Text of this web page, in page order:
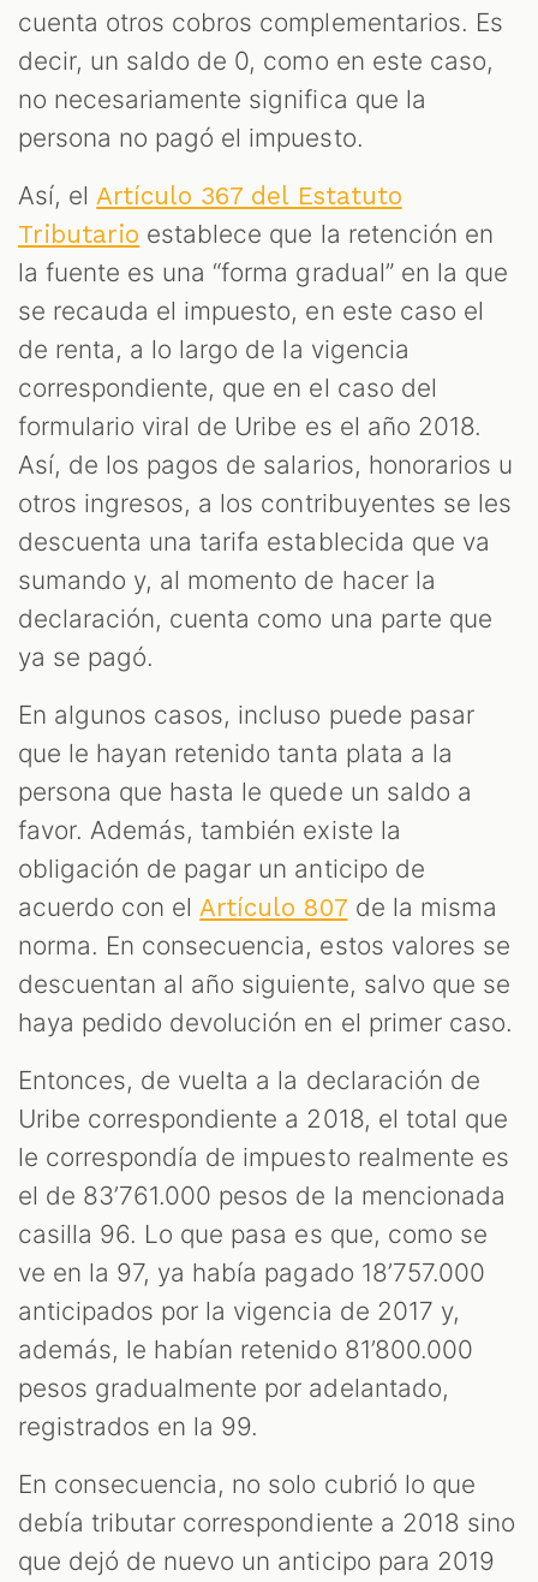
cuenta otros cobros complementarios. Es
decir, un saldo de 0, como en este caso,
no necesariamente significa que la
persona no pagó el impuesto.
Así, el Artículo 367 del Estatuto
Tributario establece que la retención en
la fuente es una “forma gradual” en la que
se recauda el impuesto, en este caso el
de renta, a lo largo de la vigencia
correspondiente, que en el caso del
formulario viral de Uribe es el año 2018.
Así, de los pagos de salarios, honorarios u
otros ingresos, a los contribuyentes se les
descuenta una tarifa establecida que va
sumando y, al momento de hacer la
declaración, cuenta como una parte que
ya se pagó.
En algunos casos, incluso puede pasar
que le hayan retenido tanta plata a la
persona que hasta le quede un saldo a
favor. Además, también existe la
obligación de pagar un anticipo de
acuerdo con el Artículo 807 de la misma
norma. En consecuencia, estos valores se
descuentan al año siguiente, salvo que se
haya pedido devolución en el primer caso.
Entonces, de vuelta a la declaración de
Uribe correspondiente a 2018, el total que
le correspondía de impuesto realmente es
el de 83’761.000 pesos de la mencionada
casilla 96. Lo que pasa es que, como se
ve en la 97, ya había pagado 18’757.000
anticipados por la vigencia de 2017 y,
además, le habían retenido 81’800.000
pesos gradualmente por adelantado,
registrados en la 99.
En consecuencia, no solo cubrió lo que
debía tributar correspondiente a 2018 sino
que dejó de nuevo un anticipo para 2019